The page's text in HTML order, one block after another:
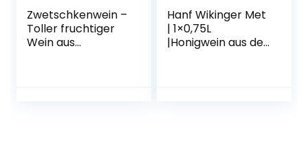
Zwetschkenwein –
Toller fruchtiger
Wein aus
Hanf Wikinger Met
| 1×0,75L
|Honigwein aus der